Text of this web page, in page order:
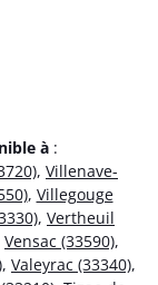
à :
, Villenave-
, Villegouge
, Vertheuil
Vensac (33590),
, Valeyrac (33340),